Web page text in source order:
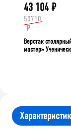
43 104 ₽
50710
₽
Верстак
мастер»